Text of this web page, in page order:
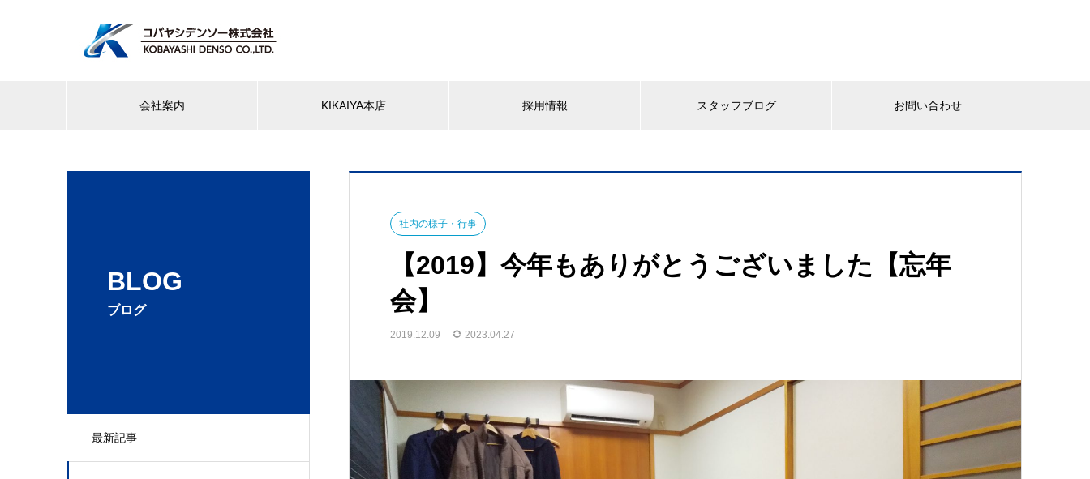
会社案内 KIKAIYA本店 採用情報 スタッフブログ お問い合わせ
BLOG
ブログ
最新記事
社内の様子・行事
【2019】今年もありがとうございました【忘年
会】
2019.12.09 2023.04.27